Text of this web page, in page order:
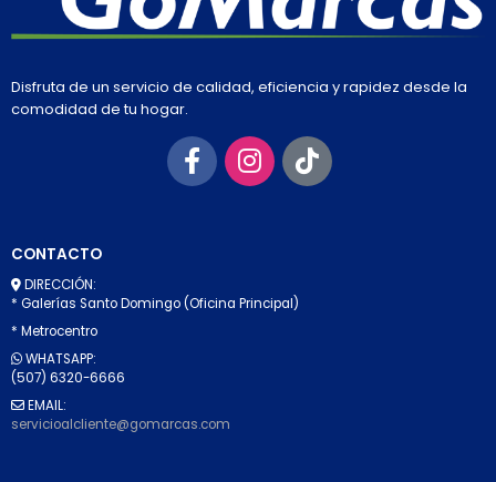
Disfruta de un servicio de calidad, eficiencia y rapidez desde la
comodidad de tu hogar.
CONTACTO
DIRECCIÓN:
* Galerías Santo Domingo (Oficina Principal)
* Metrocentro
WHATSAPP:
(507) 6320-6666
EMAIL:
servicioalcliente@gomarcas.com